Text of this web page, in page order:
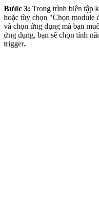
Bước 3: Trong trình biên tập
hoặc tùy chọn "Chọn module
và chọn ứng dụng mà bạn
ứng dụng, bạn sẽ chọn tính
trigger.